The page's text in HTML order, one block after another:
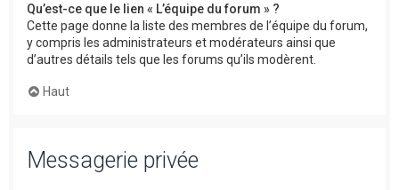
Qu’est-ce que le lien « L’équipe du forum » ?
Cette page donne la liste des membres de l’équipe du forum,
y compris les administrateurs et modérateurs ainsi que
d’autres détails tels que les forums qu’ils modèrent.
Haut
Messagerie privée